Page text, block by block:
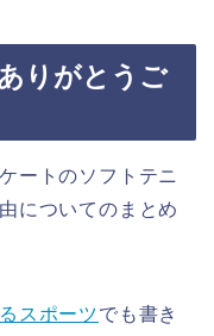
りがとうご
ートのソフトテニ
についてのまとめ
スポーツでも書き